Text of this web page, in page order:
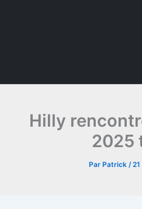
Hilly
2025
Par Patrick /